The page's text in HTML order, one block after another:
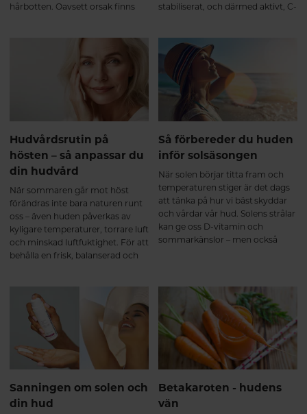
hårbotten. Oavsett orsak finns
stabiliserat, och därmed aktivt, C-
hudceller, samtidigt som det
bygger upp mer fukt, ger dig
slätare struktur och inte minst -
massor av glow!
Hudvårdsrutin på
hösten – så anpassar du
din hudvård
När sommaren går mot höst
förändras inte bara naturen runt
oss – även huden påverkas av
kyligare temperaturer, torrare luft
och minskad luftfuktighet. För att
behålla en frisk, balanserad och
får du de bästa tipsen för hur du
tar hand om huden på hösten.
Så förbereder du huden
inför solsäsongen
När solen börjar titta fram och
temperaturen stiger är det dags
att tänka på hur vi bäst skyddar
och vårdar vår hud. Solens strålar
kan ge oss D-vitamin och
sommarkänslor – men också
hud inför solsäsongen på ett
hälsosamt och hållbart sätt.
Sanningen om solen och
din hud
Betakaroten - hudens
vän